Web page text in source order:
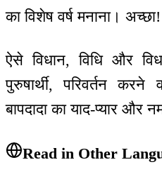
का विशेष वर्ष मनाना। अच्छा!
ऐसे विधान, विधि और
पुरुषार्थी, परिवर्तन
बापदादा का याद-प्यार और
Read in Other